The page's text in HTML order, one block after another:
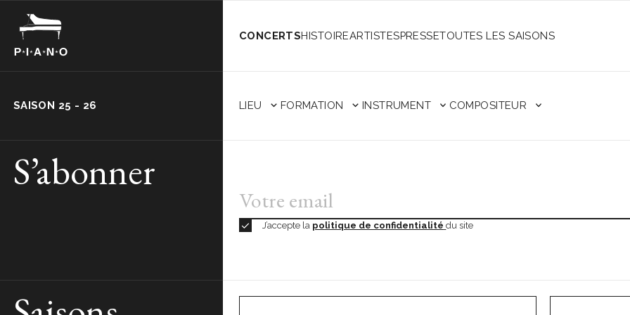
CONCERTSHISTOIREARTISTESPRESSETOUTES LES SAISONS
SAISON 25 - 26 LIEU FORMATION INSTRUMENT COMPOSITEUR
S’abonner
J’accepte la politique de confidentialité du site